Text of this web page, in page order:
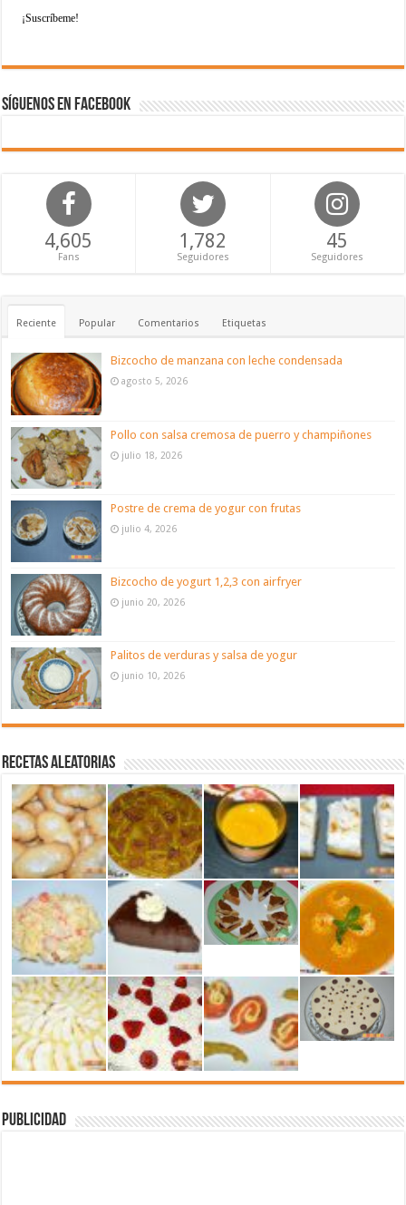
Síguenos en Facebook
4,605
Fans
1,782
Seguidores
45
Seguidores
Reciente Popular Comentarios Etiquetas
Bizcocho de manzana con leche condensada
agosto 5, 2026
Pollo con salsa cremosa de puerro y champiñones
julio 18, 2026
Postre de crema de yogur con frutas
julio 4, 2026
Bizcocho de yogurt 1,2,3 con airfryer
junio 20, 2026
Palitos de verduras y salsa de yogur
junio 10, 2026
Recetas aleatorias
Publicidad